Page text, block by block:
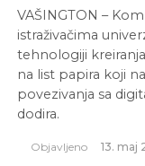
VAŠINGTON –
istraživačima
tehnologiji
na list papira koji
povezivanja sa
dodira.
Objavljeno 13. maj